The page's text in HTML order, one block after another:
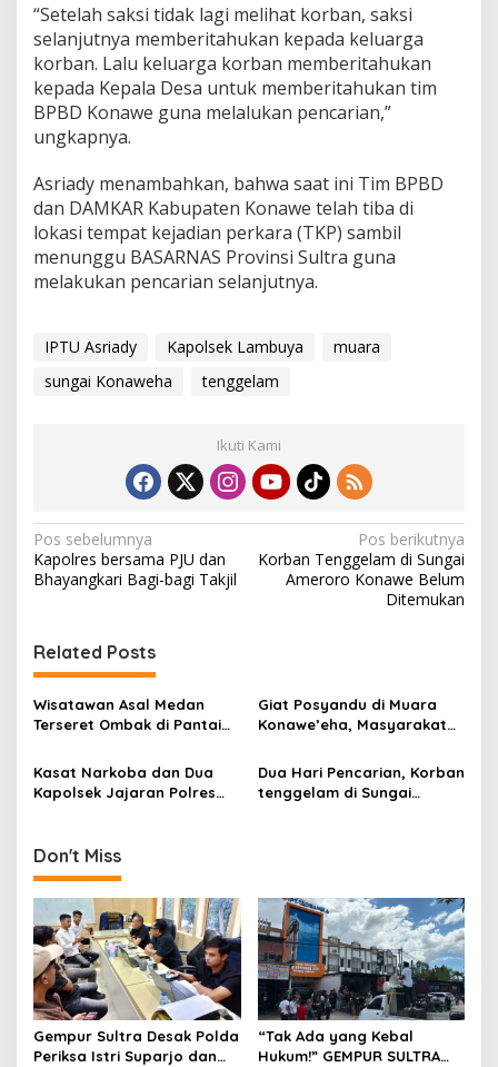
“Setelah saksi tidak lagi melihat korban, saksi
selanjutnya memberitahukan kepada keluarga
korban. Lalu keluarga korban memberitahukan
kepada Kepala Desa untuk memberitahukan tim
BPBD Konawe guna melalukan pencarian,”
ungkapnya.
Asriady menambahkan, bahwa saat ini Tim BPBD
dan DAMKAR Kabupaten Konawe telah tiba di
lokasi tempat kejadian perkara (TKP) sambil
menunggu BASARNAS Provinsi Sultra guna
melakukan pencarian selanjutnya.
IPTU Asriady Kapolsek Lambuya
muara
sungai Konaweha
tenggelam
Ikuti Kami
N
a
i
g
a
s
i
p
s
Pos sebelumnya
Kapolres bersama PJU dan
Bhayangkari Bagi-bagi Takjil
Pos berikutnya
Korban Tenggelam di Sungai
Ameroro Konawe Belum
Ditemukan
Related Posts
Wisatawan Asal Medan
Terseret Ombak di Pantai
Penyelamatan Masih
Berlangsung
Giat Posyandu di Muara
Konawe’eha, Masyarakat
Dapat Pelayanan
Kesehatan
Kasat Narkoba dan Dua
Kapolsek Jajaran Polres
Dua Hari Pencarian, Korban
tenggelam di Sungai
Don't Miss
Gempur Sultra Desak Polda
Periksa Istri Suparjo dan
“Tak Ada yang Kebal
Hukum!” GEMPUR SULTRA